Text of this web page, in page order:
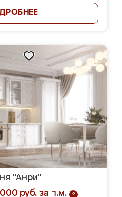
"Анри"
руб. за п.м.
?